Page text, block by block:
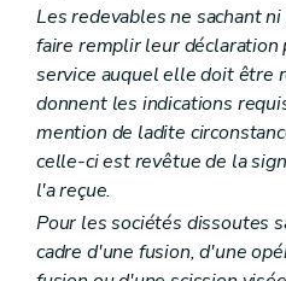
Les redevables ne sachant
faire remplir leur déclaration
service auquel elle doit être
donnent les indications
mention de ladite
celle-ci est revêtue de la
l'a reçue.
Pour les sociétés dissoutes
cadre d'une fusion, d'une